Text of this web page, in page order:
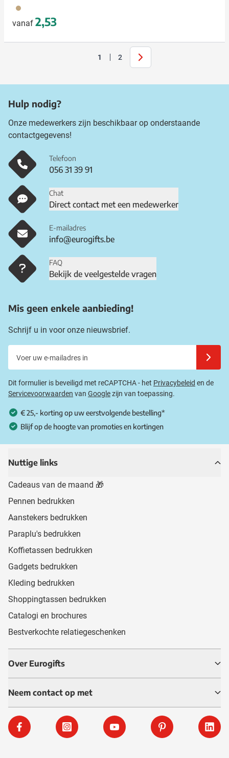
945
vanaf 2,53
U lees momenteel pagina
1 Pagina
2 Volgende
Hulp nodig?
Onze medewerkers zijn beschikbaar op onderstaande
contactgegevens!
Telefoon
056 31 39 91
Chat
Direct contact met een medewerker
E-mailadres
info@eurogifts.be
FAQ
Bekijk de veelgestelde vragen
Mis geen enkele aanbieding!
Schrijf u in voor onze nieuwsbrief.
Dit formulier is beveiligd met reCAPTCHA - het Privacybeleid en de
Servicevoorwaarden van Googlezijn van toepassing.
€ 25,- korting op uw eerstvolgende bestelling*
Blijf op de hoogte van promoties en kortingen
Nuttige links
Cadeaus van de maand 🎁
Pennen bedrukken
Aanstekers bedrukken
Paraplu's bedrukken
Koffietassen bedrukken
Gadgets bedrukken
Kleding bedrukken
Shoppingtassen bedrukken
Catalogi en brochures
Bestverkochte relatiegeschenken
Over Eurogifts
Neem contact op met
Facebook Instagram YouTube Pinterest